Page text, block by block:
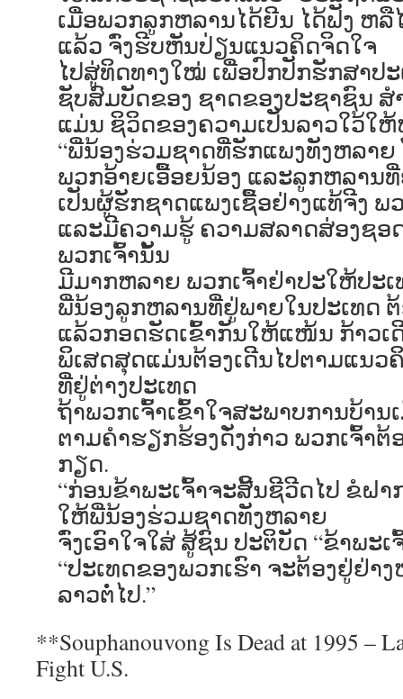
ເມື່ອພວກລູກຫລານໄດ້ຍີນ ໄດ້ຟັງ ຫ
ແລ້ວ ຈົ່ງຮີບຫັນປ່ຽນແນວຄິດຈິດໃຈ
ໄປສູ່ທິດທາງໃໝ່ ເພື່ອປົກປັກຮັກສາປ
ຊັບສົມບັດຂອງ ຊາດຂອງປະຊາຊົນ
ແມ່ນ ຊິວິດຂອງຄວາມເປັນລາວໃວ້ໃ
“ພີ່ນ້ອງຮ່ວມຊາດທີ່ຮັກແພງທັງຫລາຍ
ພວກອ້າຍເອື້ອຍນ້ອງ ແລະລູກຫລານ
ເປັນຜູ້ຮັກຊາດແພງເຊື້ອຢ່າງແທ້ຈີງ ພ
ແລະມີຄວາມຮູ້ ຄວາມສລາດສ່ອງຊອ
ພວກເຈົ້ານັ້ນ
ມີມາກຫລາຍ ພວກເຈົ້າຢ່າປະໃຫ້ປະ
ພີ່ນ້ອງລູກຫລານທີ່ຢູ່ພາຍໃນປະເທດ
ແລ້ວກອດຮັດເຂົ້າກັນໃຫ້ແໜ້ນ ກ້າວເ
ພິເສດສຸດແມ່ນຕ້ອງເດີນໄປຕາມແນ
ທີ່ຢູ່ຕ່າງປະເທດ
ຖ້າພວກເຈົ້າເຂົ້າໃຈສະພາບການບ້ານ
ຕາມຄຳຮຽກຮ້ອງດັ່ງກ່າວ ພວກເຈົ້າ
ກຽດ.
“ກ່ອນຂ້າພະເຈົ້າຈະສີ້ນຊີວີດໄປ ຂໍຝ
ໃຫ້ພີ່ນ້ອງຮ່ວມຊາດທັງຫລາຍ
ຈົ່ງເອົາໃຈໃສ່ ສູ້ຊົນ ປະຕິບັດ “ຂ້າພະ
“ປະເທດຂອງພວກເຮົາ ຈະຕ້ອງຢູ່ຢ່າ
ລາວຕໍ່ໄປ.”
**Souphanouvong Is Dead at 1995 –
Fight U.S.